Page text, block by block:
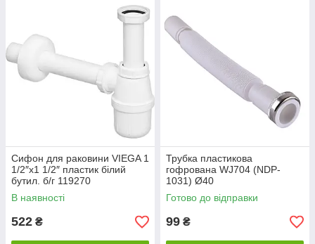
Сифон для раковини VIEGA 1
1/2″х1 1/2″ пластик білий
бутил. б/г 119270
В наявності
522 ₴
Трубка пластикова
гофрована WJ704 (NDP-
1031) Ø40
Готово до відправки
99 ₴